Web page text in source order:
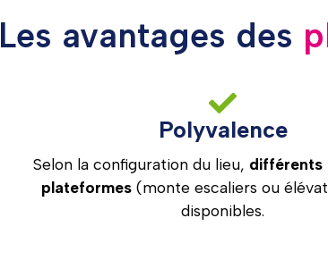
Les avantages des
Polyvalence
Selon la configuration du lieu, différents
plateformes(monte escaliers ou
disponibles.